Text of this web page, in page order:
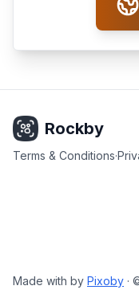
Rockby
Terms & Conditions·
Made with by Pixoby ·